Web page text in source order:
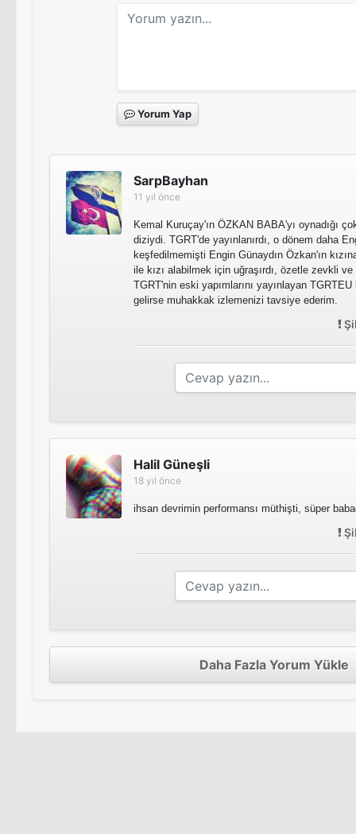
Yorum Yap
SarpBayhan
11 yıl önce
Kemal Kuruçay'ın ÖZKAN BABA'yı oynadığı
diziydi. TGRT'de yayınlanırdı, o dönem daha
keşfedilmemişti Engin Günaydın Özkan'ın
ile kızı alabilmek için uğraşırdı, özetle zevkli
TGRT'nin eski yapımlarını yayınlayan
gelirse muhakkak izlemenizi tavsiye ederim.
Halil Güneşli
18 yıl önce
ihsan devrimin performansı müthişti, süper
Daha Fazla Yorum Yükle